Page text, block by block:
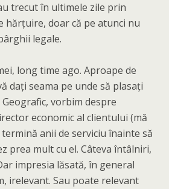
trecut în ultimele zile prin
hărțuire, doar că pe atunci nu
legale.
long time ago. Aproape de
dați seama pe unde să plasați
vorbim despre
economic al clientului (mă
anii de serviciu înainte să
prea mult cu el. Câteva întâlniri,
impresia lăsată, în general
irelevant. Sau poate relevant